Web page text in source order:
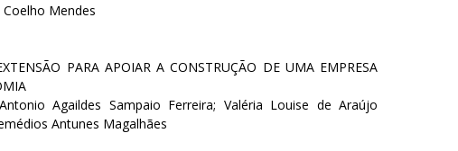
Mendes
PARA APOIAR A CONSTRUÇÃO DE UMA EMPRESA
Agaildes Sampaio Ferreira; Valéria Louise de Araújo
Antunes Magalhães